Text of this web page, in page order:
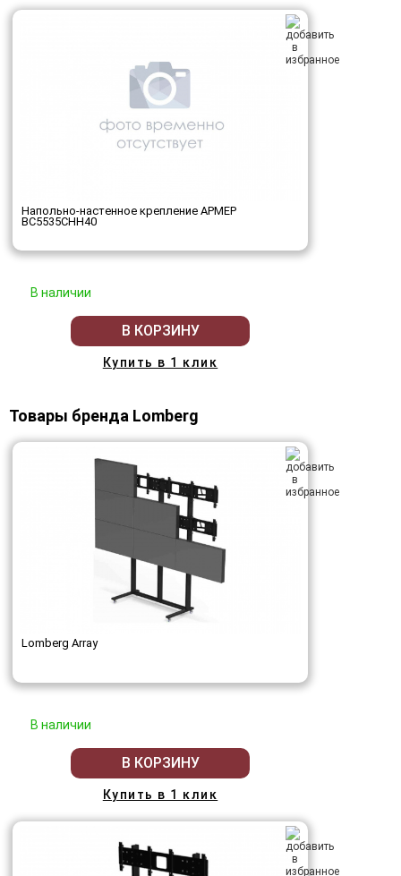
Напольно-настенное крепление АРМЕР
ВС5535СНН40
В наличии
В КОРЗИНУ
Купить в 1 клик
Товары бренда Lomberg
Lomberg Array
В наличии
В КОРЗИНУ
Купить в 1 клик